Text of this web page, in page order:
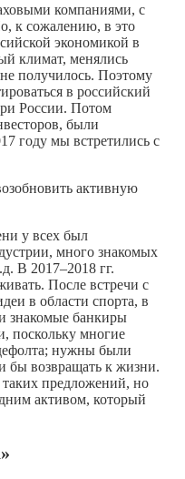
компаниями, с
к сожалению, в это
экономикой в
климат, менялись
получилось. Поэтому
в российский
России. Потом
были
году мы встретились с
активную
у всех был
много знакомых
В 2017–2018 гг.
После встречи с
в области спорта, в
знакомые банкиры
поскольку многие
нужны были
бы возвращать к жизни.
предложений, но
активом, который